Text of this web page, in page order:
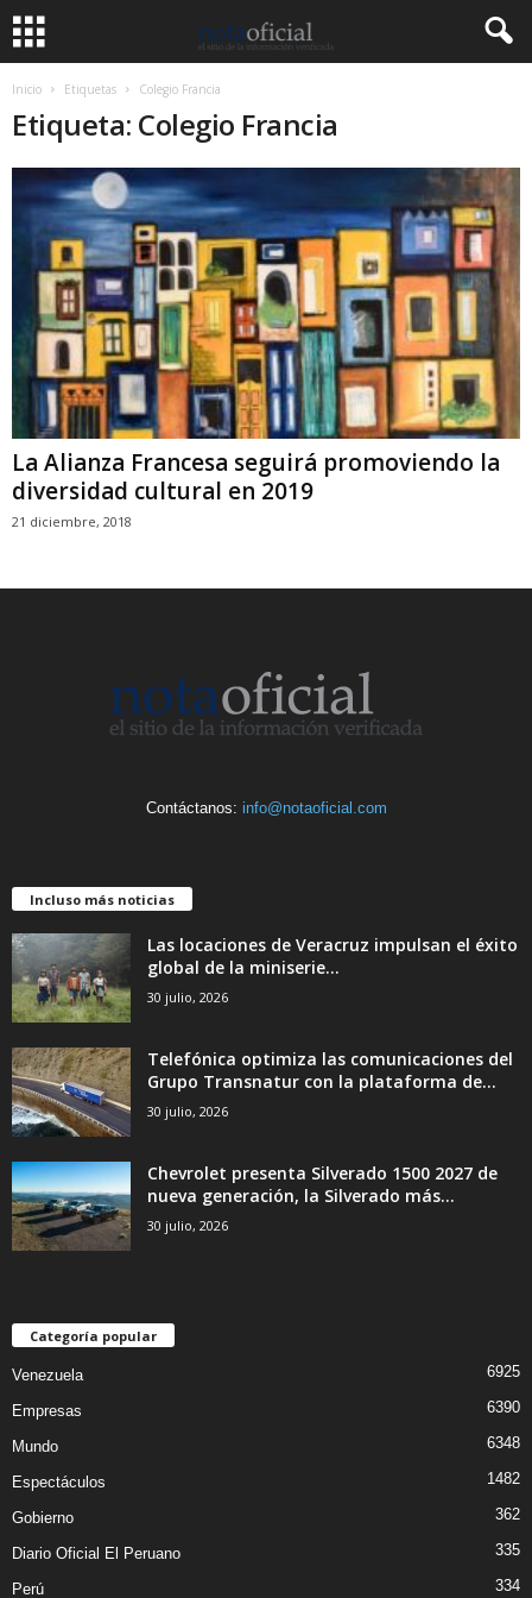
Inicio Etiquetas Colegio Francia
Etiqueta: Colegio Francia
La Alianza Francesa seguirá promoviendo la
diversidad cultural en 2019
21 diciembre, 2018
Contáctanos: info@notaoficial.com
Incluso más noticias
Las locaciones de Veracruz impulsan el éxito
global de la miniserie...
30 julio, 2026
Telefónica optimiza las comunicaciones del
Grupo Transnatur con la plataforma de...
30 julio, 2026
Chevrolet presenta Silverado 1500 2027 de
nueva generación, la Silverado más...
30 julio, 2026
Categoría popular
Venezuela 6925
Empresas 6390
Mundo 6348
Espectáculos 1482
Gobierno 362
Diario Oficial El Peruano 335
Perú 334